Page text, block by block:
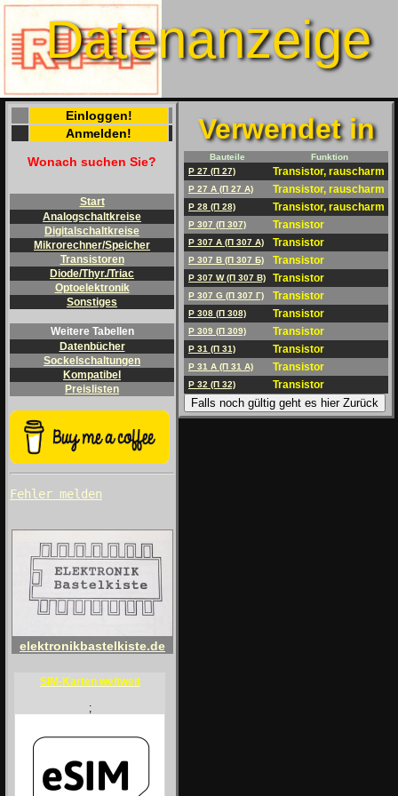
Datenanzeige
Einloggen!
Anmelden!
Wonach suchen Sie?
Start
Analogschaltkreise
Digitalschaltkreise
Mikrorechner/Speicher
Transistoren
Diode/Thyr./Triac
Optoelektronik
Sonstiges
Weitere Tabellen
Datenbücher
Sockelschaltungen
Kompatibel
Preislisten
Fehler melden
elektronikbastelkiste.de
SIM-Karten weltweit
;
Verwendet in
Bauteile
Funktion
P 27 (П 27)
Transistor, rauscharm
P 27 A (П 27 A) Transistor, rauscharm
P 28 (П 28) Transistor, rauscharm
P 307 (П 307) Transistor
P 307 A (П 307 A) Transistor
P 307 B (П 307 Б) Transistor
P 307 W (П 307 B) Transistor
P 307 G (П 307 Г) Transistor
P 308 (П 308) Transistor
P 309 (П 309) Transistor
P 31 (П 31) Transistor
P 31 A (П 31 A) Transistor
P 32 (П 32) Transistor
Falls noch gültig geht es hier Zurück